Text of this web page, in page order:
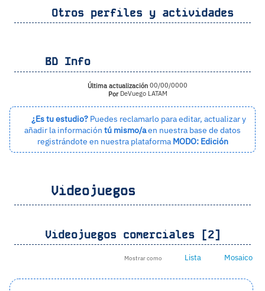
Otros perfiles y actividades
BD Info
Última actualización 00/00/0000
PorDeVuego LATAM
¿Es tu estudio? Puedes reclamarlo para editar, actualizar y
añadir la información tú mismo/aen nuestra base de datos
registrándote en nuestra plataforma MODO: Edición
Videojuegos
Videojuegos comerciales [2]
Mostrar como Lista Mosaico